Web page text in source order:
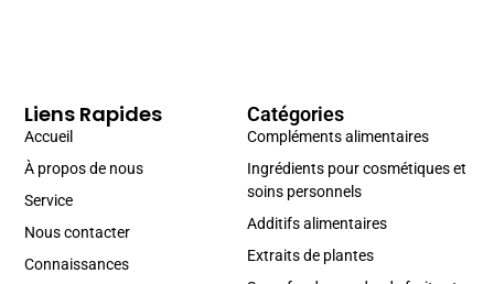
Catégories
Compléments alimentaires
Ingrédients pour cosmétiques et
soins personnels
Additifs alimentaires
Extraits de plantes
Liens Rapides
Accueil
À propos de nous
Service
Nous contacter
Connaissances